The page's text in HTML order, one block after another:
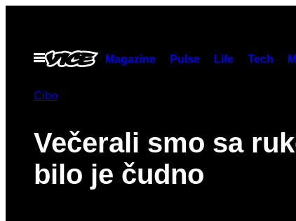
садржај
Otvori
Meni
Magazine Pulse Life Tech
Cibo
Večerali smo sa
bilo je čudno